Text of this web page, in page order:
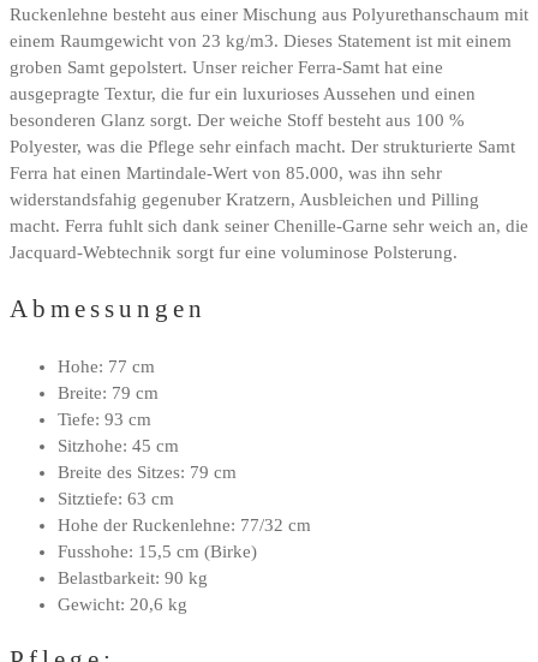
Ruckenlehne besteht aus einer Mischung aus Polyurethanschaum mit
einem Raumgewicht von 23 kg/m3. Dieses Statement ist mit einem
groben Samt gepolstert. Unser reicher Ferra-Samt hat eine
ausgepragte Textur, die fur ein luxurioses Aussehen und einen
besonderen Glanz sorgt. Der weiche Stoff besteht aus 100 %
Polyester, was die Pflege sehr einfach macht. Der strukturierte Samt
Ferra hat einen Martindale-Wert von 85.000, was ihn sehr
widerstandsfahig gegenuber Kratzern, Ausbleichen und Pilling
macht. Ferra fuhlt sich dank seiner Chenille-Garne sehr weich an, die
Jacquard-Webtechnik sorgt fur eine voluminose Polsterung.
Abmessungen
Hohe: 77 cm
Breite: 79 cm
Tiefe: 93 cm
Sitzhohe: 45 cm
Breite des Sitzes: 79 cm
Sitztiefe: 63 cm
Hohe der Ruckenlehne: 77/32 cm
Fusshohe: 15,5 cm (Birke)
Belastbarkeit: 90 kg
Gewicht: 20,6 kg